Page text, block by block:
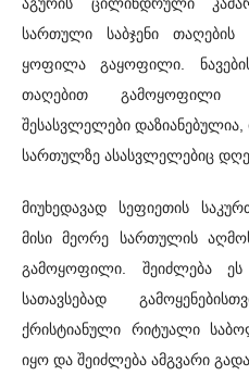
სართული საბჯენი
ყოფილა გაყოფილი.
თაღებით გამოყოფილი
შესასვლელები
სართულზე ასასვლელებიც
მიუხედავად სეფიეთის
მისი მეორე სართულის
გამოყოფილი. შეიძლება
სათავსებად
ქრისტიანული რიტუალი
იყო და შეიძლება ამგვარი